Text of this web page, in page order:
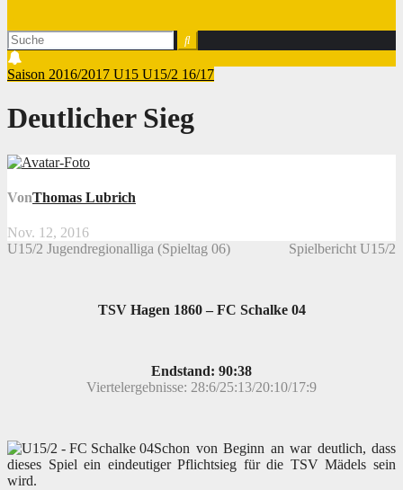
Saison 2016/2017 U15 U15/2 16/17
Deutlicher Sieg
VonThomas Lubrich
Nov. 12, 2016
U15/2 Jugendregionalliga (Spieltag 06)
Spielbericht U15/2
TSV Hagen 1860 – FC Schalke 04
Endstand: 90:38
Viertelergebnisse: 28:6/25:13/20:10/17:9
Schon von Beginn an war deutlich, dass
dieses Spiel ein eindeutiger Pflichtsieg für die TSV Mädels sein
wird.